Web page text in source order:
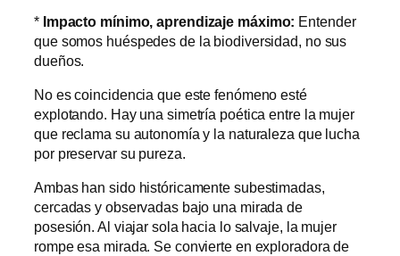
* Impacto mínimo, aprendizaje máximo: Entender
que somos huéspedes de la biodiversidad, no sus
dueños.
No es coincidencia que este fenómeno esté
explotando. Hay una simetría poética entre la mujer
que reclama su autonomía y la naturaleza que lucha
por preservar su pureza.
Ambas han sido históricamente subestimadas,
cercadas y observadas bajo una mirada de
posesión. Al viajar sola hacia lo salvaje, la mujer
rompe esa mirada. Se convierte en exploradora de